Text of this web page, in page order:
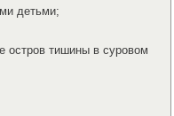
детьми;
остров тишины в суровом